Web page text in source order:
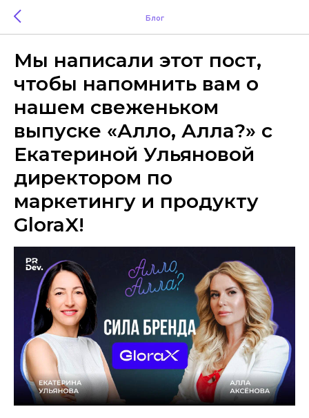
Блог
Мы написали этот пост,
чтобы напомнить вам о
нашем свеженьком
выпуске «Алло, Алла?» с
Екатериной Ульяновой
директором по
маркетингу и продукту
GloraX!